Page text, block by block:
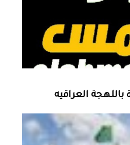
العراقيه